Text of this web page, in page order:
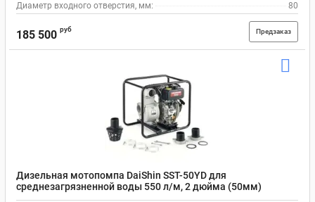
Диаметр входного отверстия, мм:
80
185 500 руб Предзаказ
Дизельная мотопомпа DaiShin SST-50YD для
среднезагрязненной воды 550 л/м, 2 дюйма (50мм)